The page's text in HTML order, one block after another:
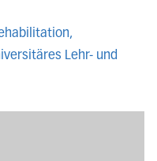
Lehr- und